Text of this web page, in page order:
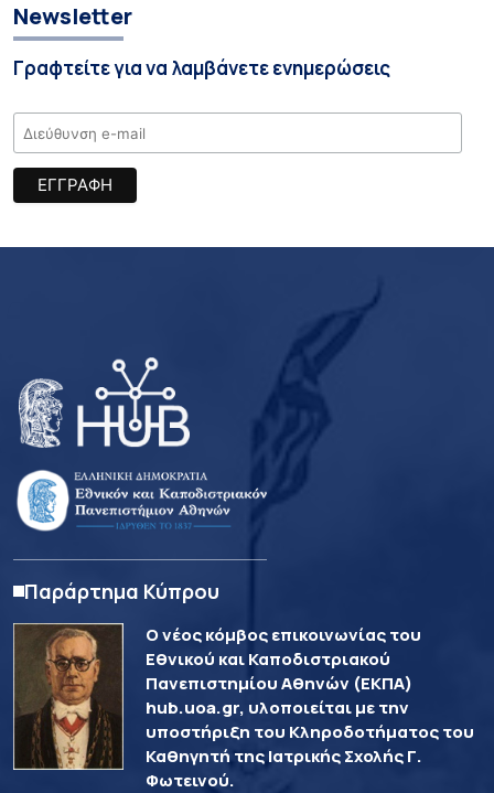
Newsletter
Γραφτείτε για να λαμβάνετε ενημερώσεις
Παράρτημα Κύπρου
Ο νέος κόμβος επικοινωνίας του
Εθνικού και Καποδιστριακού
Πανεπιστημίου Αθηνών (ΕΚΠΑ)
hub.uoa.gr, υλοποιείται με την
υποστήριξη του Κληροδοτήματος του
Καθηγητή της Ιατρικής Σχολής Γ.
Φωτεινού.